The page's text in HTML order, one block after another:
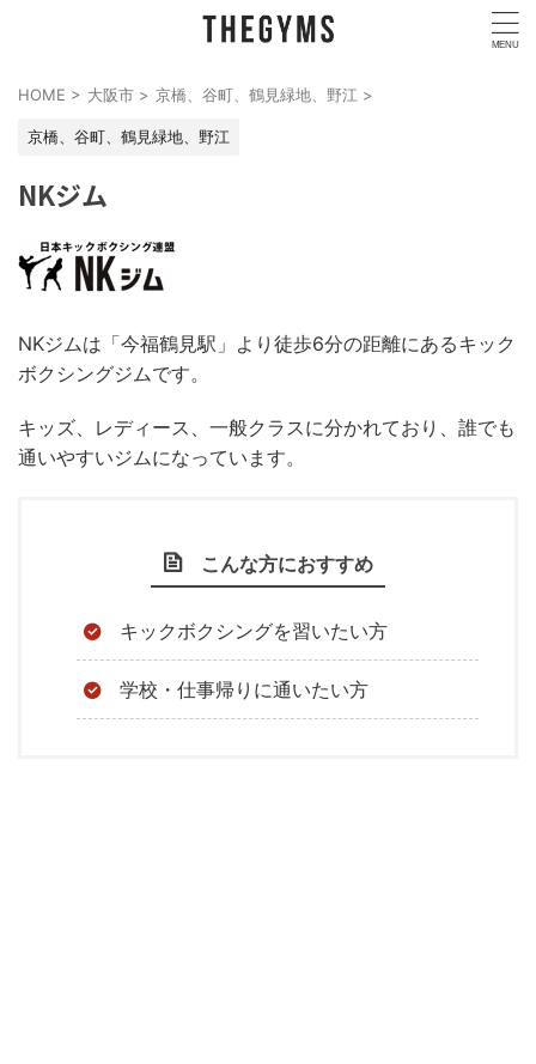
HOME > 大阪市 > 京橋、谷町、鶴見緑地、野江 >
京橋、谷町、鶴見緑地、野江
NKジム
NKジムは「今福鶴見駅」より徒歩6分の距離にあるキック
ボクシングジムです。
キッズ、レディース、一般クラスに分かれており、誰でも
通いやすいジムになっています。
こんな方におすすめ
キックボクシングを習いたい方
学校・仕事帰りに通いたい方